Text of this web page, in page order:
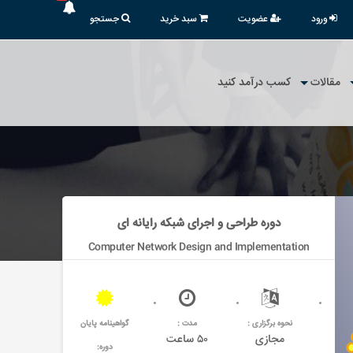
ورود عضویت سبد خرید جستجو
مقالات کسب درآمد کنید
دوره طراحی و اجرای شبکه رایانه ای
Computer Network Design and Implementation
نحوه برگزاری :
مجازی
مدت :
۵۰ ساعت
گواهینامه پایان
دوره: